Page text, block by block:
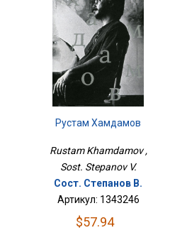
Рустам Хамдамов
Rustam Khamdamov ,
Sost. Stepanov V.
Сост. Степанов В.
Артикул: 1343246
$57.94